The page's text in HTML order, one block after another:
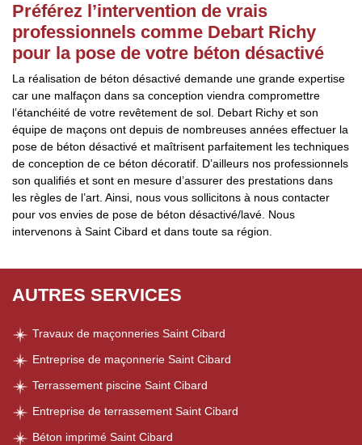
Préférez l’intervention de vrais
professionnels comme Debart Richy
pour la pose de votre béton désactivé
La réalisation de béton désactivé demande une grande expertise
car une malfaçon dans sa conception viendra compromettre
l’étanchéité de votre revêtement de sol. Debart Richy et son
équipe de maçons ont depuis de nombreuses années effectuer la
pose de béton désactivé et maîtrisent parfaitement les techniques
de conception de ce béton décoratif. D’ailleurs nos professionnels
son qualifiés et sont en mesure d’assurer des prestations dans
les règles de l’art. Ainsi, nous vous sollicitons à nous contacter
pour vos envies de pose de béton désactivé/lavé. Nous
intervenons à Saint Cibard et dans toute sa région.
AUTRES SERVICES
Travaux de maçonneries Saint Cibard
Entreprise de maçonnerie Saint Cibard
Terrassement piscine Saint Cibard
Entreprise de terrassement Saint Cibard
Béton imprimé Saint Cibard